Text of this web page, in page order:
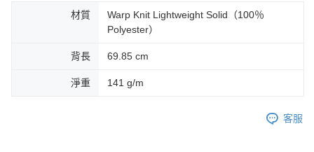
材質
Warp Knit Lightweight Solid（100％
Polyester）
背長 69.85 cm
淨重 141 g/m
客服